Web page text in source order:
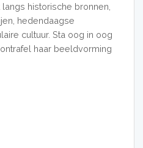
historische bronnen,
hedendaagse
cultuur. Sta oog in oog
haar beeldvorming